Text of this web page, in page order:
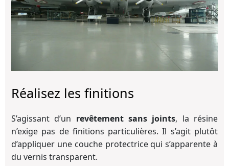
Réalisez les finitions
S’agissant d’un revêtement sans joints, la résine
n’exige pas de finitions particulières. Il s’agit plutôt
d’appliquer une couche protectrice qui s’apparente à
du vernis transparent.